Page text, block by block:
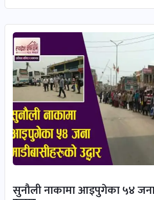
सुनौली नाकामा आइपुगेका ५४